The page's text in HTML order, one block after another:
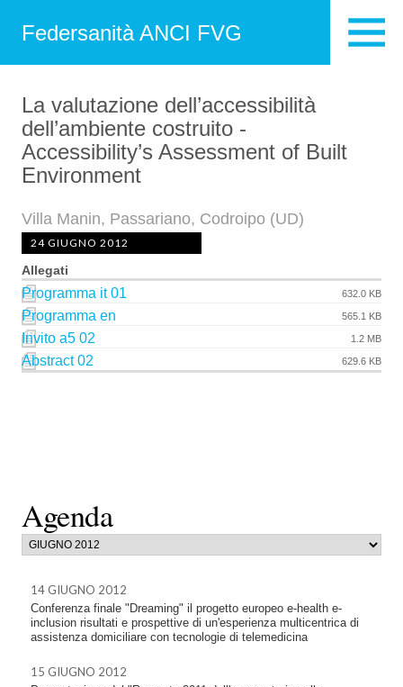
Federsanità ANCI FVG
Agenda
14 GIUGNO 2012
Conferenza finale "Dreaming" il progetto europeo e-health e-
inclusion risultati e prospettive di un'esperienza multicentrica di
assistenza domiciliare con tecnologie di telemedicina
15 GIUGNO 2012
La valutazione dell’accessibilità
dell’ambiente costruito -
Accessibility’s Assessment of Built
Environment
Villa Manin, Passariano, Codroipo (UD)
24 GIUGNO 2012
Allegati
Programma it 01 632.0 KB
Programma en 565.1 KB
Invito a5 02 1.2 MB
Abstract 02 629.6 KB